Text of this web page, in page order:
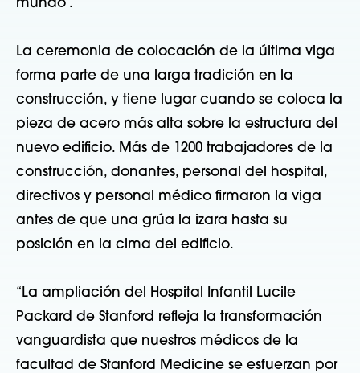
mundo”.
La ceremonia de colocación de la última viga
forma parte de una larga tradición en la
construcción, y tiene lugar cuando se coloca la
pieza de acero más alta sobre la estructura del
nuevo edificio. Más de 1200 trabajadores de la
construcción, donantes, personal del hospital,
directivos y personal médico firmaron la viga
antes de que una grúa la izara hasta su
posición en la cima del edificio.
“La ampliación del Hospital Infantil Lucile
Packard de Stanford refleja la transformación
vanguardista que nuestros médicos de la
facultad de Stanford Medicine se esfuerzan por